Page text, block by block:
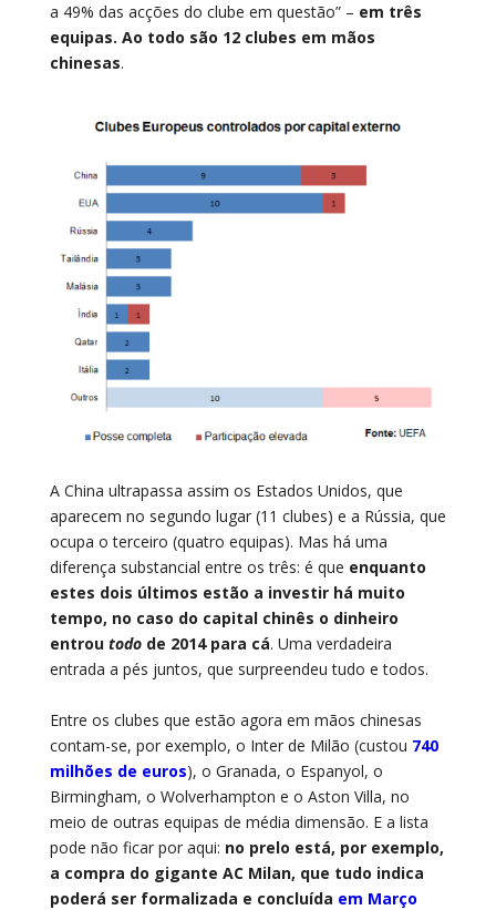
a 49% das acções do clube em questão” – em três
equipas. Ao todo são 12 clubes em mãos
chinesas.
A China ultrapassa assim os Estados Unidos, que
aparecem no segundo lugar (11 clubes) e a Rússia, que
ocupa o terceiro (quatro equipas). Mas há uma
diferença substancial entre os três: é que enquanto
estes dois últimos estão a investir há muito
tempo, no caso do capital chinês o dinheiro
entrou todode 2014 para cá. Uma verdadeira
entrada a pés juntos, que surpreendeu tudo e todos.
Entre os clubes que estão agora em mãos chinesas
contam-se, por exemplo, o Inter de Milão (custou 740
milhões de euros), o Granada, o Espanyol, o
Birmingham, o Wolverhampton e o Aston Villa, no
meio de outras equipas de média dimensão. E a lista
pode não ficar por aqui: no prelo está, por exemplo,
a compra do gigante AC Milan, que tudo indica
poderá ser formalizada e concluída em Março